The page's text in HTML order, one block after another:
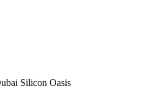
Silicon Oasis